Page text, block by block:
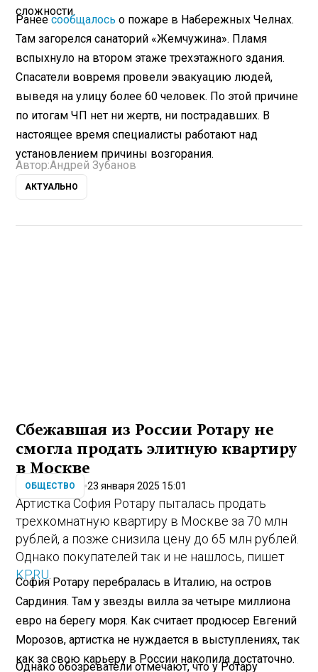
сложности.
Ранеесообщалось о пожаре в Набережных Челнах.
Там загорелся санаторий «Жемчужина». Пламя
вспыхнуло на втором этаже трехэтажного здания.
Спасатели вовремя провели эвакуацию людей,
выведя на улицу более 60 человек. По этой причине
по итогам ЧП нет ни жертв, ни пострадавших. В
настоящее время специалисты работают над
установлением причины возгорания.
Автор:Андрей Зубанов
АКТУАЛЬНО
Сбежавшая из России Ротару не
смогла продать элитную квартиру
в Москве
ОБЩЕСТВО 23 января 2025 15:01
Артистка София Ротару пыталась продать
трехкомнатную квартиру в Москве за 70 млн
рублей, а позже снизила цену до 65 млн рублей.
Однако покупателей так и не нашлось, пишет
KP.RU
София Ротару перебралась в Италию, на остров
Сардиния. Там у звезды вилла за четыре миллиона
евро на берегу моря. Как считает продюсер Евгений
Морозов, артистка не нуждается в выступлениях, так
как за свою карьеру в России накопила достаточно.
Однако обозреватели отмечают, что у Ротару